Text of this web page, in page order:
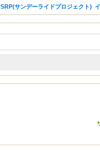
SRP(サンデーライドプロジェクト),